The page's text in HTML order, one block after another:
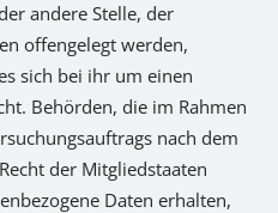
andere Stelle, der
offengelegt werden,
sich bei ihr um einen
Behörden, die im Rahmen
nach dem
der Mitgliedstaaten
Daten erhalten,